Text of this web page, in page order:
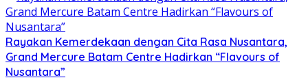
Rayakan Kemerdekaan dengan Cita Rasa Nusantara,
Grand Mercure Batam Centre Hadirkan “Flavours of
Nusantara”